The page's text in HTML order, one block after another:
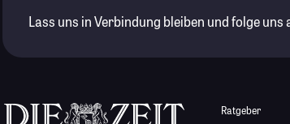
Lass uns in Verbindung bleiben und folge
Ratgeber